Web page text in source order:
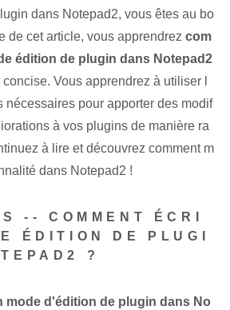
dans Notepad2, vous êtes au bo
de cet article, vous apprendrez com
édition de plugin dans Notepad2
Vous apprendrez à utiliser l
nécessaires pour apporter des modif
à vos plugins de manière ra
à lire et découvrez comment m
dans Notepad2 !
-- COMMENT ÉCRI
ÉDITION DE PLUGI
?
mode d'édition de plugin dans No